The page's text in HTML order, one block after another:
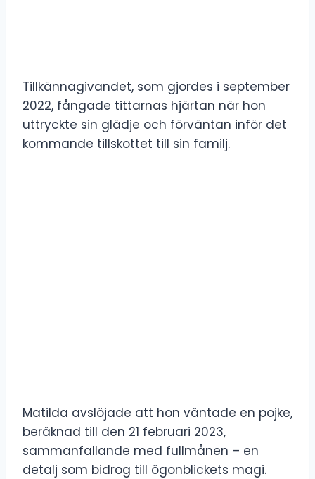
Tillkännagivandet, som gjordes i september
2022, fångade tittarnas hjärtan när hon
uttryckte sin glädje och förväntan inför det
kommande tillskottet till sin familj.
Matilda avslöjade att hon väntade en pojke,
beräknad till den 21 februari 2023,
sammanfallande med fullmånen – en
detalj som bidrog till ögonblickets magi.